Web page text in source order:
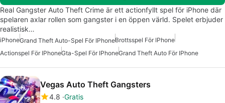
Real Gangster Auto Theft Crime är ett actionfyllt spel för iPhone där
spelaren axlar rollen som gangster i en öppen värld. Spelet erbjuder
realistisk…
iPhoneGrand Theft Auto-Spel För IPhoneBrottsspel För IPhone
Actionspel För IPhoneGta-Spel För IPhoneGrand Theft Auto För IPhone
Vegas Auto Theft Gangsters
4.8 Gratis